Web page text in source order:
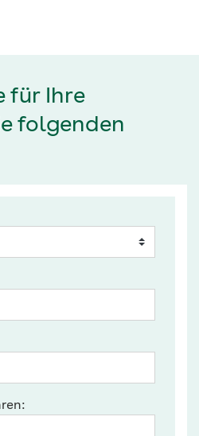
für Ihre
folgenden